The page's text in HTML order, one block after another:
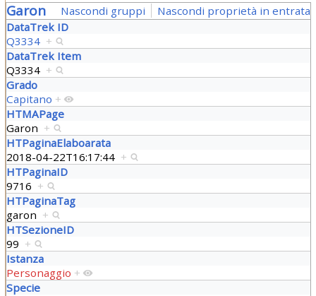
Garon Nascondi gruppi
Nascondi proprietà in entrata
DataTrek ID
Q3334 +
DataTrek Item
Q3334 +
Grado
Capitano +
HTMAPage
Garon +
HTPaginaElaboarata
2018-04-22T16:17:44 +
HTPaginaID
9716 +
HTPaginaTag
garon +
HTSezioneID
99 +
Istanza
Personaggio +
Specie